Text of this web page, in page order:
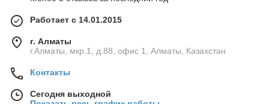
Работает с 14.01.2015
г. Алматы
г.Алматы, мкр.1, д.88, офис 1, Алматы, Казахстан
Контакты
Сегодня выходной